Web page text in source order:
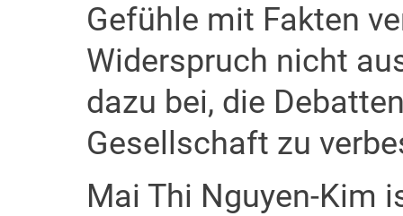
Gefühle mit Fakten
Widerspruch nicht
dazu bei, die
Gesellschaft zu
Mai Thi Nguyen-Kim